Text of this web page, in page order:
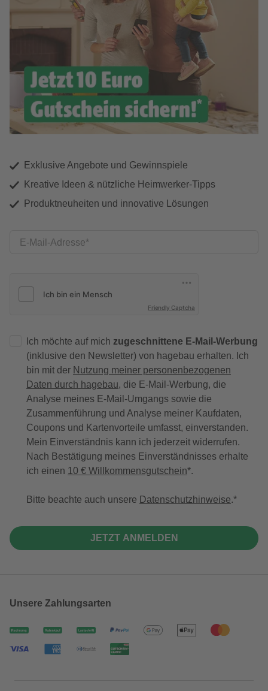
Exklusive Angebote und Gewinnspiele
Kreative Ideen & nützliche Heimwerker-Tipps
Produktneuheiten und innovative Lösungen
E-Mail-Adresse
Friendly Captcha
Ich möchte auf mich zugeschnittene E-Mail-Werbung
(inklusive den Newsletter) von hagebau erhalten. Ich
bin mit der Nutzung meiner personenbezogenen
Daten durch hagebau, die E-Mail-Werbung, die
Analyse meines E-Mail-Umgangs sowie die
Zusammenführung und Analyse meiner Kaufdaten,
Coupons und Kartenvorteile umfasst, einverstanden.
Mein Einverständnis kann ich jederzeit widerrufen.
Nach Bestätigung meines Einverständnisses erhalte
ich einen 10 € Willkommensgutschein*.
Bitte beachte auch unsere Datenschutzhinweise.
JETZT ANMELDEN
Unsere Zahlungsarten